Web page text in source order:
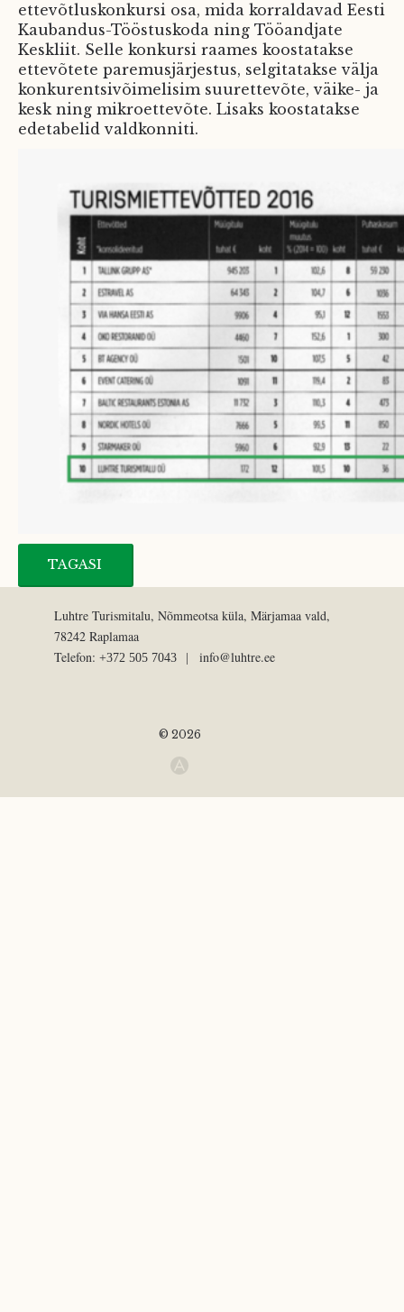
ettevõtluskonkursi osa, mida korraldavad Eesti
Kaubandus-Tööstuskoda ning Tööandjate
Keskliit. Selle konkursi raames koostatakse
ettevõtete paremusjärjestus, selgitatakse välja
konkurentsivõimelisim suurettevõte, väike- ja
kesk ning mikroettevõte. Lisaks koostatakse
edetabelid valdkonniti.
TAGASI
Luhtre Turismitalu, Nõmmeotsa küla, Märjamaa vald,
78242 Raplamaa
Telefon: +372 505 7043
© 2026